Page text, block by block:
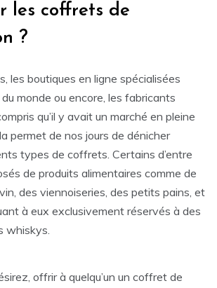
les coffrets de
?
les boutiques en ligne spécialisées
monde ou encore, les fabricants
qu’il y avait un marché en pleine
permet de nos jours de dénicher
types de coffrets. Certains d’entre
de produits alimentaires comme de
des viennoiseries, des petits pains, et
à eux exclusivement réservés à des
whiskys.
offrir à quelqu’un un coffret de